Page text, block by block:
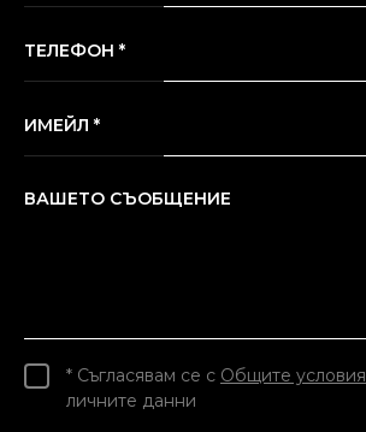
ТЕЛЕФОН *
ИМЕЙЛ *
ВАШЕТО СЪОБЩЕНИЕ
* Съгласявам се с Общите условия
личните данни